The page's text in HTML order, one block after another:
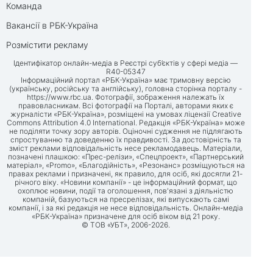
Команда
Вакансії в РБК-Україна
Розмістити рекламу
Ідентифікатор онлайн-медіа в Реєстрі суб’єктів у сфері медіа —
R40-05347
Інформаційний портал «РБК-Україна» має тримовну версію
(українську, російську та англійську), головна сторінка порталу -
https://www.rbc.ua. Фотографії, зображення належать їх
правовласникам. Всі фотографії на Порталі, авторами яких є
журналісти «РБК-Україна», розміщені на умовах ліцензії Creative
Commons Attribution 4.0 International. Редакція «РБК-Україна» може
не поділяти точку зору авторів. Оціночні судження не підлягають
спростуванню та доведенню їх правдивості. За достовірність та
зміст реклами відповідальність несе рекламодавець. Матеріали,
позначені плашкою: «Прес-релізи», «Спецпроект», «Партнерський
матеріал», «Promo», «Благодійність», «Резонанс» розміщуються на
правах реклами і призначені, як правило, для осіб, які досягли 21-
річного віку. «Новини компанії» - це інформаційний формат, що
охоплює новини, події та оголошення, пов'язані з діяльністю
компаній, базуються на пресрелізах, які випускають самі
компанії, і за які редакція не несе відповідальність. Онлайн-медіа
«РБК-Україна» призначене для осіб віком від 21 року.
© ТОВ «УБТ», 2006-2026.